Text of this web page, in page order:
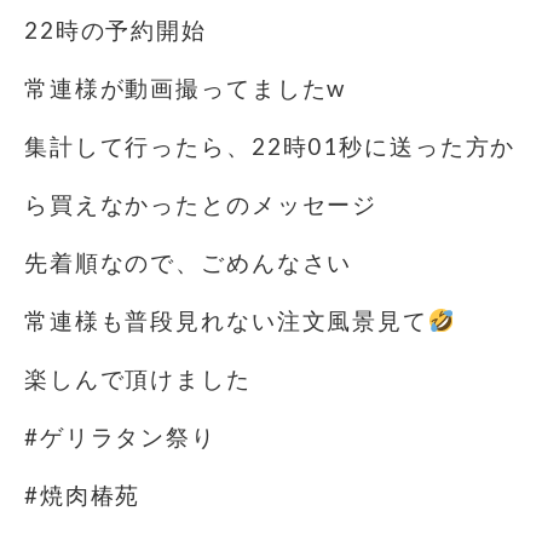
22時の予約開始️
常連様が動画撮ってましたw
集計して行ったら、22時01秒に送った方か
ら買えなかったとのメッセージ
先着順なので、ごめんなさい
常連様も普段見れない注文風景見て
楽しんで頂けました
#ゲリラタン祭り
#焼肉椿苑